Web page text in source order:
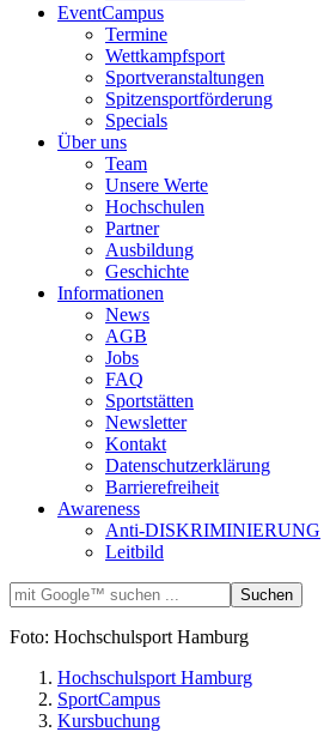
EventCampus
Termine
Wettkampfsport
Sportveranstaltungen
Spitzensportförderung
Specials
Über uns
Team
Unsere Werte
Hochschulen
Partner
Ausbildung
Geschichte
Informationen
News
AGB
Jobs
FAQ
Sportstätten
Newsletter
Kontakt
Datenschutzerklärung
Barrierefreiheit
Awareness
Anti-DISKRIMINIERUNG
Leitbild
Foto: Hochschulsport Hamburg
Hochschulsport Hamburg
SportCampus
Kursbuchung